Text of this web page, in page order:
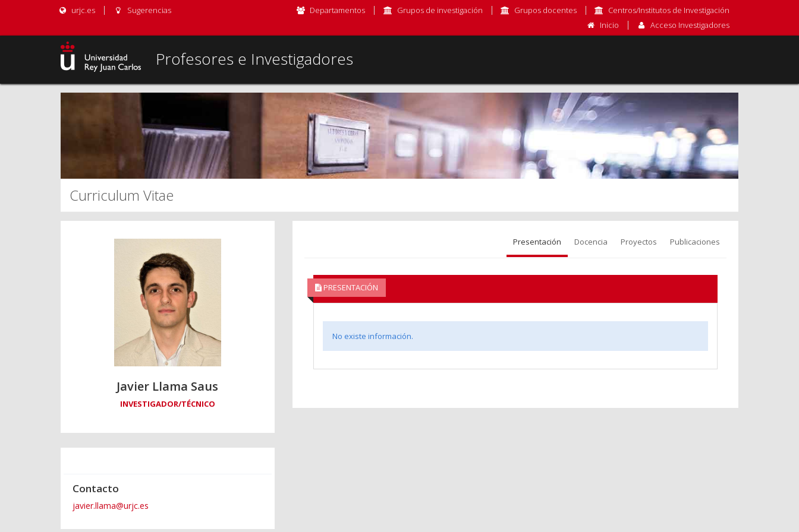
urjc.es Sugerencias Departamentos Grupos de investigación Grupos docentes
Centros/Institutos de Investigación
Inicio
Acceso Investigadores
Profesores e Investigadores
Curriculum Vitae
Javier Llama Saus
INVESTIGADOR/TÉCNICO
Contacto
javier.llama@urjc.es
Presentación Docencia Proyectos Publicaciones
PRESENTACIÓN
No existe información.